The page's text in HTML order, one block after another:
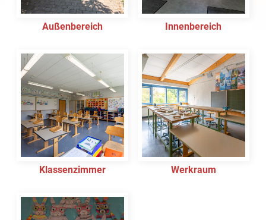
Außenbereich Innenbereich
Klassenzimmer Werkraum